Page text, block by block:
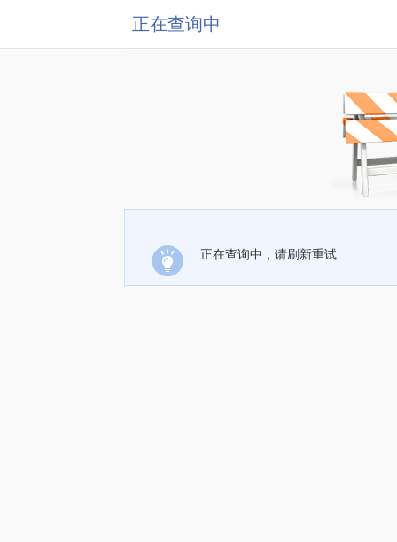
正在查询中
正在查询中，请刷新重试